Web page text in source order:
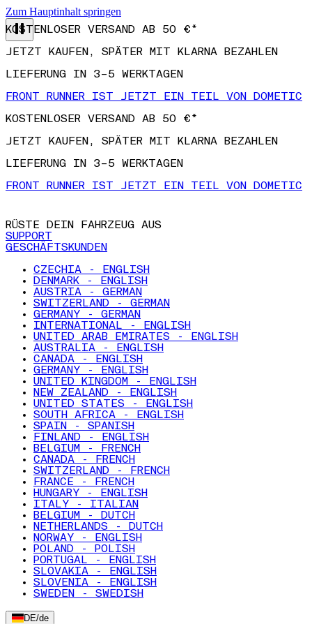
Zum Hauptinhalt springen
KOSTENLOSER VERSAND AB 50 €*
JETZT KAUFEN, SPÄTER MIT KLARNA BEZAHLEN
LIEFERUNG IN 3–5 WERKTAGEN
FRONT RUNNER IST JETZT EIN TEIL VON DOMETIC
KOSTENLOSER VERSAND AB 50 €*
JETZT KAUFEN, SPÄTER MIT KLARNA BEZAHLEN
LIEFERUNG IN 3–5 WERKTAGEN
FRONT RUNNER IST JETZT EIN TEIL VON DOMETIC
RÜSTE DEIN FAHRZEUG AUS
SUPPORT
GESCHÄFTSKUNDEN
CZECHIA - ENGLISH
DENMARK - ENGLISH
AUSTRIA - GERMAN
SWITZERLAND - GERMAN
GERMANY - GERMAN
INTERNATIONAL - ENGLISH
UNITED ARAB EMIRATES - ENGLISH
AUSTRALIA - ENGLISH
CANADA - ENGLISH
GERMANY - ENGLISH
UNITED KINGDOM - ENGLISH
NEW ZEALAND - ENGLISH
UNITED STATES - ENGLISH
SOUTH AFRICA - ENGLISH
SPAIN - SPANISH
FINLAND - ENGLISH
BELGIUM - FRENCH
CANADA - FRENCH
SWITZERLAND - FRENCH
FRANCE - FRENCH
HUNGARY - ENGLISH
ITALY - ITALIAN
BELGIUM - DUTCH
NETHERLANDS - DUTCH
NORWAY - ENGLISH
POLAND - POLISH
PORTUGAL - ENGLISH
SLOVAKIA - ENGLISH
SLOVENIA - ENGLISH
SWEDEN - SWEDISH
DE/de